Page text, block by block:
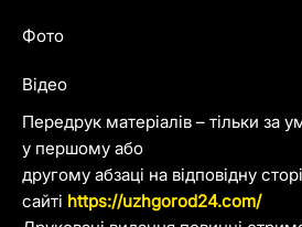
Передрук матеріалів – тільки за
у першому або
другому абзаці на відповідну
сайті https://uzhgorod24.com/
Фото
Відео